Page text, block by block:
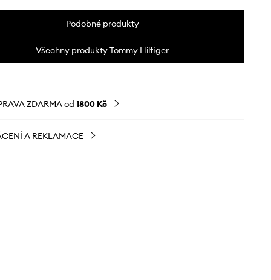
Podobné produkty
Všechny produkty Tommy Hilfiger
ZDARMA od 1800 Kč
A REKLAMACE